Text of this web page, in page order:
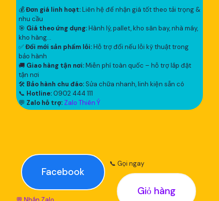
💰Đơn giá linh hoạt:Liên hệ để nhận giá tốt theo tải trọng &
nhu cầu
🎯 Giá theo ứng dụng:Hành lý, pallet, kho sân bay, nhà máy,
kho hàng...
✅Đổi mới sản phẩm lỗi:Hỗ trợ đổi nếu lỗi kỹ thuật trong
bảo hành
🚚 Giao hàng tận nơi:Miễn phí toàn quốc – hỗ trợ lắp đặt
tận nơi
🛠 Bảo hành chu đáo: Sửa chữa nhanh, linh kiện sẵn có
📞 Hotline: 0902 444 111
💬 Zalo hỗ trợ: Zalo Thiên Ý
Facebook
📞 Gọi ngay
Giỏ hàng